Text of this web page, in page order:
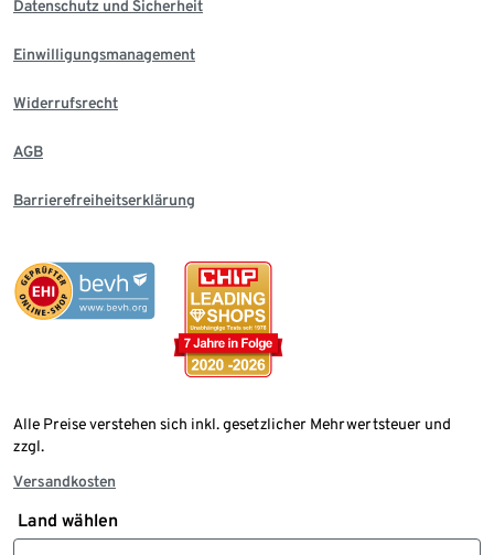
Datenschutz und Sicherheit
Einwilligungsmanagement
Widerrufsrecht
AGB
Barrierefreiheitserklärung
Alle Preise verstehen sich inkl. gesetzlicher Mehrwertsteuer und
zzgl.
Versandkosten
Land wählen